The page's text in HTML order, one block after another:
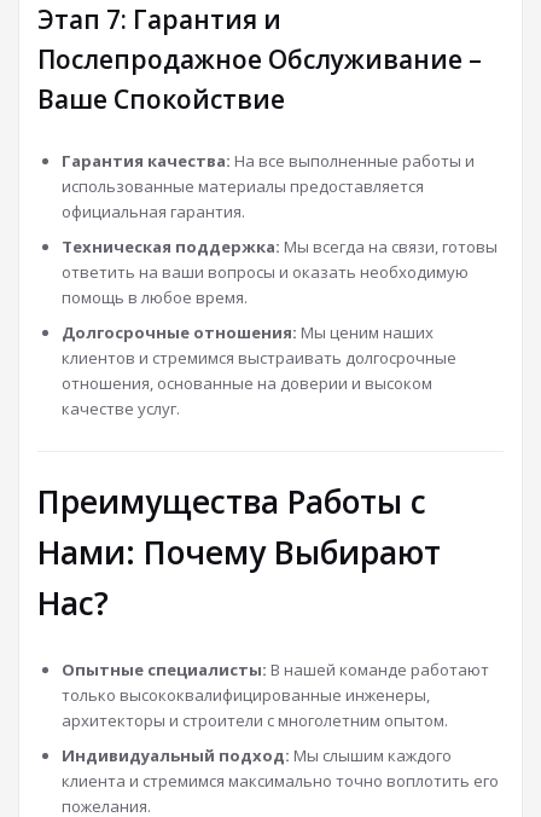
Этап 7: Гарантия и
Послепродажное Обслуживание –
Ваше Спокойствие
Гарантия качества: На все выполненные работы и
использованные материалы предоставляется
официальная гарантия.
Техническая поддержка: Мы всегда на связи, готовы
ответить на ваши вопросы и оказать необходимую
помощь в любое время.
Долгосрочные отношения: Мы ценим наших
клиентов и стремимся выстраивать долгосрочные
отношения, основанные на доверии и высоком
качестве услуг.
Преимущества Работы с
Нами: Почему Выбирают
Нас?
Опытные специалисты: В нашей команде работают
только высококвалифицированные инженеры,
архитекторы и строители с многолетним опытом.
Индивидуальный подход: Мы слышим каждого
клиента и стремимся максимально точно воплотить его
пожелания.